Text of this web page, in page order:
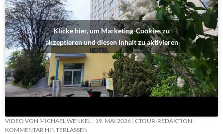
Klicke hier, um Marketing-Cookies zu
akzeptieren und diesen Inhalt zu aktivieren
VIDEO VON MICHAEL WENKEL 19. MAI 2026 CTOUR-REDAKTION
KOMMENTAR HINTERLASSEN